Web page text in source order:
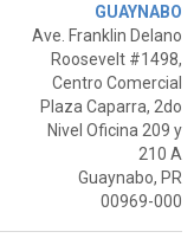
GUAYNABO
Ave. Franklin Delano
Roosevelt #1498,
Centro Comercial
Plaza Caparra, 2do
Nivel Oficina 209 y
210 A
Guaynabo, PR
00969-000